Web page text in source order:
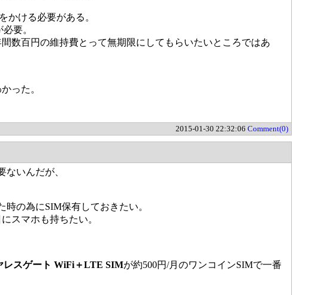
かける必要がある。
要。
数百円の維持費とって無期限にしてもらいたいところではあ
った。
2015-01-30 22:32:06 Comment(0)
いんだが、
の為にSIM保有しておきたい。
スマホも持ちたい。
レスゲート WiFi＋LTE SIMが約500円/月のワンコインSIMで一番